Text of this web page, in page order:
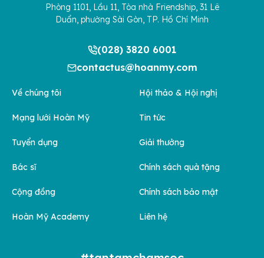
Phòng 1101, Lầu 11, Tòa nhà Friendship, 31 Lê
Duẩn, phường Sài Gòn, TP. Hồ Chí Minh
(028) 3820 6001
contactus@hoanmy.com
Về chúng tôi
Mạng lưới Hoàn Mỹ
Tuyển dụng
Bác sĩ
Cộng đồng
Hoàn Mỹ Academy
Hội thảo & Hội nghị
Tin tức
Giải thưởng
Chính sách quà tặng
Chính sách bảo mật
Liên hệ